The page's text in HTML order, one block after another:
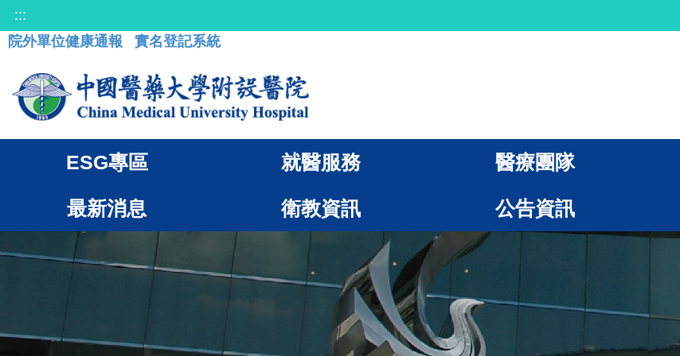
:::
院外單位健康通報
實名登記系統
ESG專區 就醫服務 醫療團隊
最新消息 衛教資訊 公告資訊